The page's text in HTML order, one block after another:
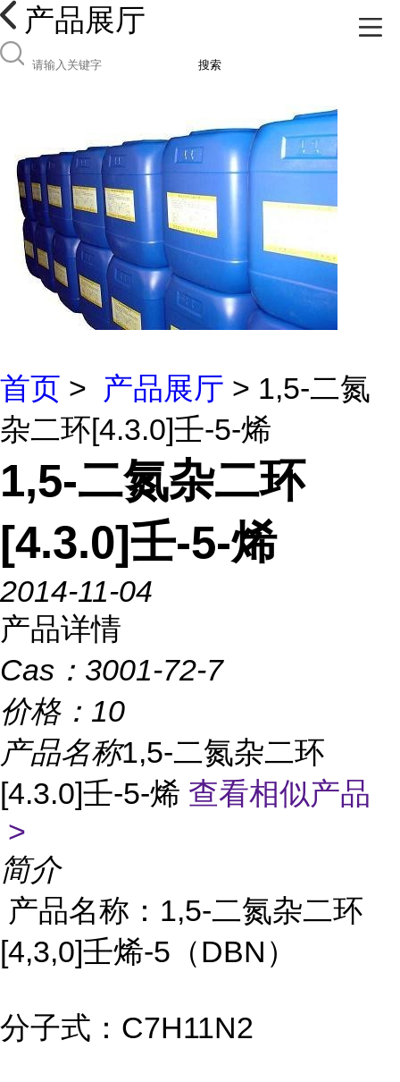
产品展厅
搜索
首页 > 产品展厅 > 1,5-二氮
杂二环[4.3.0]壬-5-烯
1,5-二氮杂二环
[4.3.0]壬-5-烯
2014-11-04
产品详情
Cas： 3001-72-7
价格： 10
产品名称1,5-二氮杂二环
[4.3.0]壬-5-烯 查看相似产品
>
简介
产品名称：1,5-二氮杂二环
[4,3,0]壬烯-5（DBN）
分子式：C7H11N2